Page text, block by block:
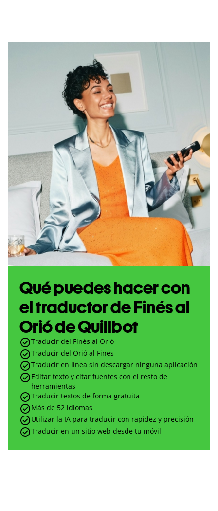
Qué puedes hacer con
el traductor de Finés al
Orió de Quillbot
Traducir del Finés al Orió
Traducir del Orió al Finés
Traducir en línea sin descargar ninguna aplicación
Editar texto y citar fuentes con el resto de
herramientas
Traducir textos de forma gratuita
Más de 52 idiomas
Utilizar la IA para traducir con rapidez y precisión
Traducir en un sitio web desde tu móvil